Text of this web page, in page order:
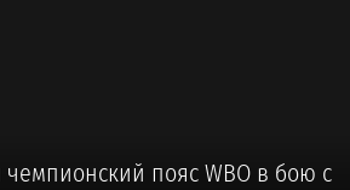
пояс WBO в бою с